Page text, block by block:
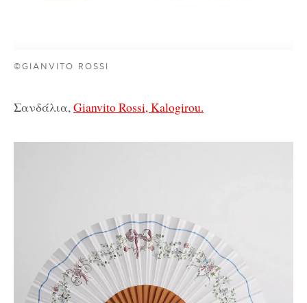
©GIANVITO ROSSI
Σανδάλια, Gianvito Rossi, Kalogirou.